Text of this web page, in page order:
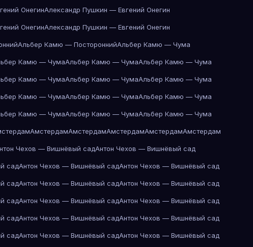
ОнегинАлександр Пушкин — Евгений Онегин
ОнегинАлександр Пушкин — Евгений Онегин
Альбер Камю — ПостороннийАльбер Камю — Чума
Камю — ЧумаАльбер Камю — ЧумаАльбер Камю — Чума
Камю — ЧумаАльбер Камю — ЧумаАльбер Камю — Чума
Камю — ЧумаАльбер Камю — ЧумаАльбер Камю — Чума
Камю — ЧумаАльбер Камю — ЧумаАльбер Камю — Чума
АмстердамАмстердамАмстердамАмстердамАмстердам
Чехов — Вишнёвый садАнтон Чехов — Вишнёвый сад
садАнтон Чехов — Вишнёвый садАнтон Чехов — Вишнёвый сад
садАнтон Чехов — Вишнёвый садАнтон Чехов — Вишнёвый сад
садАнтон Чехов — Вишнёвый садАнтон Чехов — Вишнёвый сад
садАнтон Чехов — Вишнёвый садАнтон Чехов — Вишнёвый сад
садАнтон Чехов — Вишнёвый садАнтон Чехов — Вишнёвый сад